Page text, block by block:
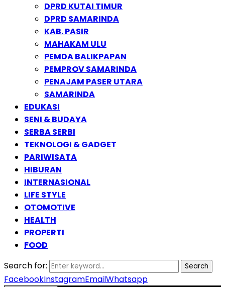
DPRD KUTAI TIMUR
DPRD SAMARINDA
KAB. PASIR
MAHAKAM ULU
PEMDA BALIKPAPAN
PEMPROV SAMARINDA
PENAJAM PASER UTARA
SAMARINDA
EDUKASI
SENI & BUDAYA
SERBA SERBI
TEKNOLOGI & GADGET
PARIWISATA
HIBURAN
INTERNASIONAL
LIFE STYLE
OTOMOTIVE
HEALTH
PROPERTI
FOOD
Search for:
Search
FacebookInstagramEmailWhatsapp